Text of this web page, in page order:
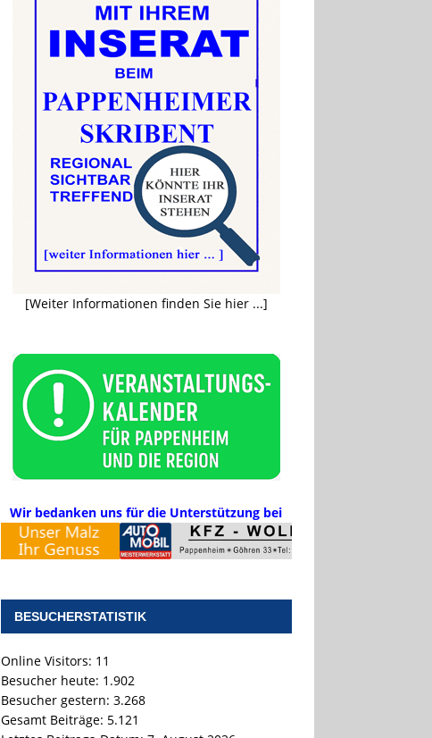
[Weiter Informationen finden Sie hier ...]
Wir bedanken uns für die Unterstützung bei
BESUCHERSTATISTIK
Online Visitors: 11
Besucher heute: 1.902
Besucher gestern: 3.268
Gesamt Beiträge: 5.121